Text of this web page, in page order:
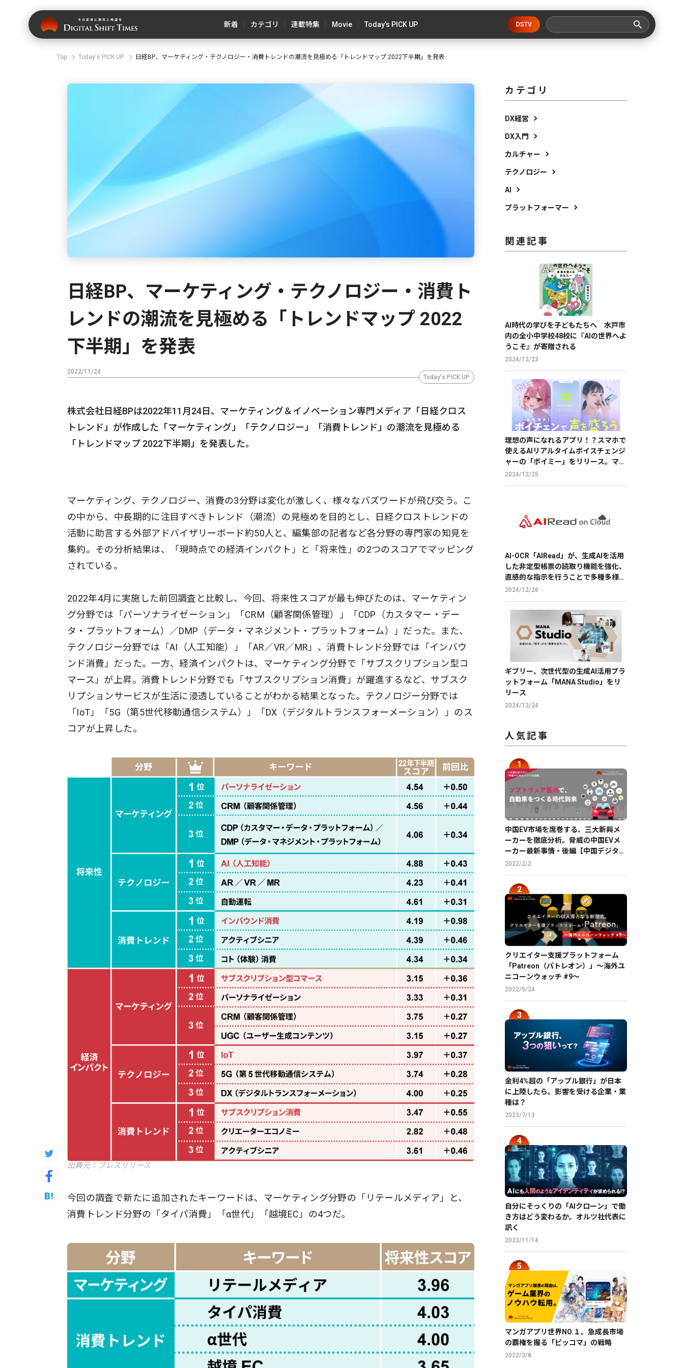
新着 カテゴリ 連載特集 Movie Today’s PICK UP DSTV
Top Today's PICK UP 日経BP、マーケティング・テクノロジー・消費トレンドの潮流を見極める「トレンドマップ 2022下半期」を発表
日経BP、マーケティング・テクノロジー・消費ト
レンドの潮流を見極める「トレンドマップ 2022
下半期」を発表
2022/11/24
Today's PICK UP
株式会社日経BPは2022年11月24日、マーケティング＆イノベーション専門メディア「日経クロス
トレンド」が作成した「マーケティング」「テクノロジー」「消費トレンド」の潮流を見極める
「トレンドマップ 2022下半期」を発表した。
マーケティング、テクノロジー、消費の3分野は変化が激しく、様々なバズワードが飛び交う。こ
の中から、中長期的に注目すべきトレンド（潮流）の見極めを目的とし、日経クロストレンドの
活動に助言する外部アドバイザリーボード約50人と、編集部の記者など各分野の専門家の知見を
集約。その分析結果は、「現時点での経済インパクト」と「将来性」の2つのスコアでマッピング
されている。
2022年4月に実施した前回調査と比較し、今回、将来性スコアが最も伸びたのは、マーケティン
グ分野では「パーソナライゼーション」「CRM（顧客関係管理）」「CDP（カスタマー・デー
タ・プラットフォーム）／DMP（データ・マネジメント・プラットフォーム）」だった。また、
テクノロジー分野では「AI（人工知能）」「AR／VR／MR」、消費トレンド分野では「インバウ
ンド消費」だった。一方、経済インパクトは、マーケティング分野で「サブスクリプション型コ
マース」が上昇。消費トレンド分野でも「サブスクリプション消費」が躍進するなど、サブスク
リプションサービスが生活に浸透していることがわかる結果となった。テクノロジー分野では
「IoT」「5G（第5世代移動通信システム）」「DX（デジタルトランスフォーメーション）」のス
コアが上昇した。
出典元：プレスリリース
今回の調査で新たに追加されたキーワードは、マーケティング分野の「リテールメディア」と、
消費トレンド分野の「タイパ消費」「α世代」「越境EC」の4つだ。
カテゴリ
DX経営
DX入門
カルチャー
テクノロジー
AI
プラットフォーマー
関連記事
AI時代の学びを子どもたちへ 水戸市
内の全小中学校48校に『AIの世界へよ
うこそ』が寄贈される
2024/12/23
理想の声になれるアプリ！？スマホで
使えるAIリアルタイムボイスチェンジ
ャーの「ボイミー」をリリース。マイ
クに向かって喋るだけで、誰でも萌え
2024/12/25
AI-OCR「AIRead」が、生成AIを活用
した非定型帳票の読取り機能を強化、
直感的な指示を行うことで多種多様な
帳票の読取りを実現
2024/12/26
ギブリー、次世代型の生成AI活用プラ
ットフォーム「MANA Studio」をリ
リース
2024/12/24
人気記事
中国EV市場を席巻する、三大新興メ
ーカーを徹底分析。脅威の中国EVメ
ーカー最新事情・後編【中国デジタル
企業最前線】
2022/2/2
クリエイター支援プラットフォーム
「Patreon（パトレオン）」〜海外ユ
ニコーンウォッチ #9〜
2022/5/24
金利4%超の「アップル銀行」が日本
に上陸したら。影響を受ける企業・業
種は？
2023/7/13
自分にそっくりの「AIクローン」で働
き方はどう変わるか。オルツ社代表に
訊く
2023/11/14
マンガアプリ世界NO.１。急成長市場
の覇権を握る「ピッコマ」の戦略
2022/3/8